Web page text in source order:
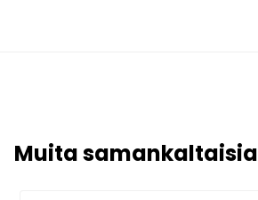
Muita samankaltaisia